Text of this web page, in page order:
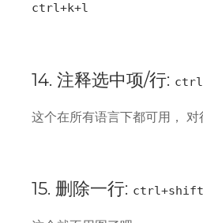
ctrl+k+l
14. 注释选中项/行:
这个在所有语言下都可用， 对
15. 删除一行: